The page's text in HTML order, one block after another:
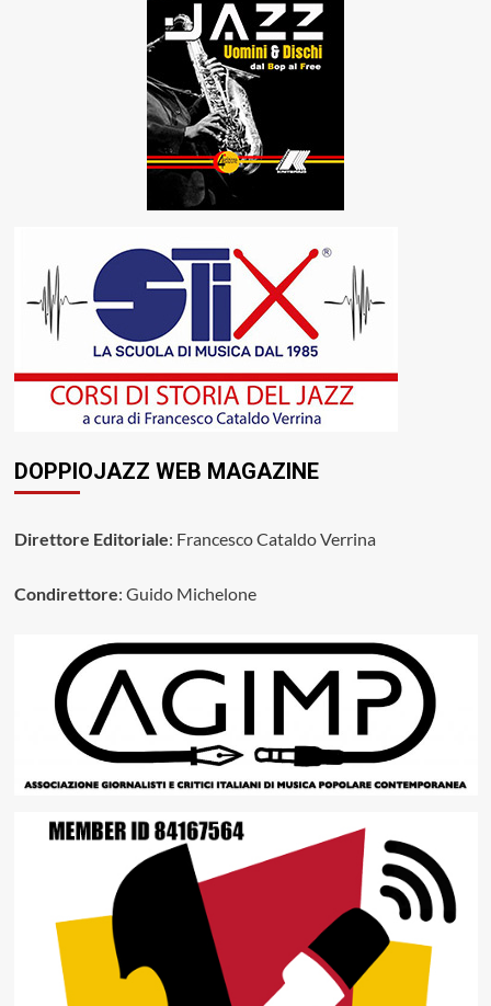
DOPPIOJAZZ WEB MAGAZINE
Direttore Editoriale: Francesco Cataldo Verrina
Condirettore: Guido Michelone